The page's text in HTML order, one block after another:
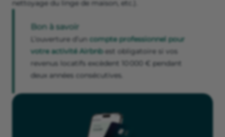
nettoyage du linge de maison, etc.).
Bon à savoir
L’ouverture d’un compte professionnel pour
votre activité Airbnbest obligatoire si vos
revenus locatifs excèdent 10 000 € pendant
deux années consécutives.